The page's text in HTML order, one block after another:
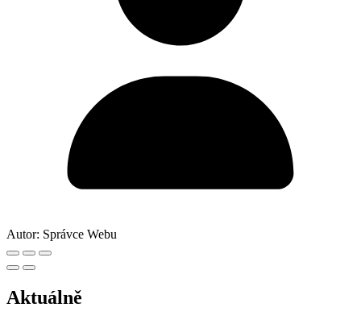
Autor: Správce Webu
Aktuálně